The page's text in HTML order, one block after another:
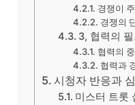
경쟁이
경쟁의
3, 협력의
협력의
협력과
시청자 반응과
미스터 트롯